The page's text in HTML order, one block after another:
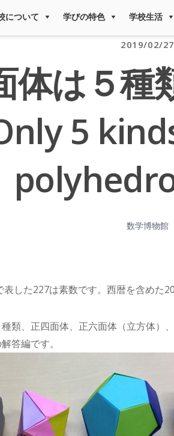
について 学びの特色 学校生活
2019/02/27
体は５種
5
数学博物館
した227は素数です。西暦を含めた
類、正四面体、正六面体（立方体）
答編です。